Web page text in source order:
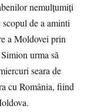
nemulțumiți
de a aminti
a Moldovei prin
urma să
seara de
cu România, fiind